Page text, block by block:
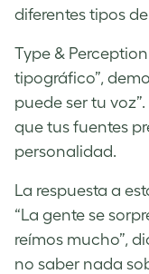
diferentes tipos
Type &
tipográfico”,
puede ser tu
que tus fuentes
personalidad.
La respuesta a
“La gente se
reímos mucho”,
no saber nada